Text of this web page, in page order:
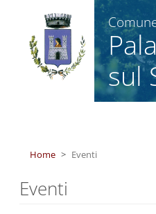
Salta al contenuto principale
sul
Home
Eventi
Eventi